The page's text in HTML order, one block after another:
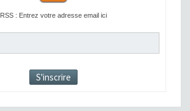
RSS : Entrez votre adresse email ici